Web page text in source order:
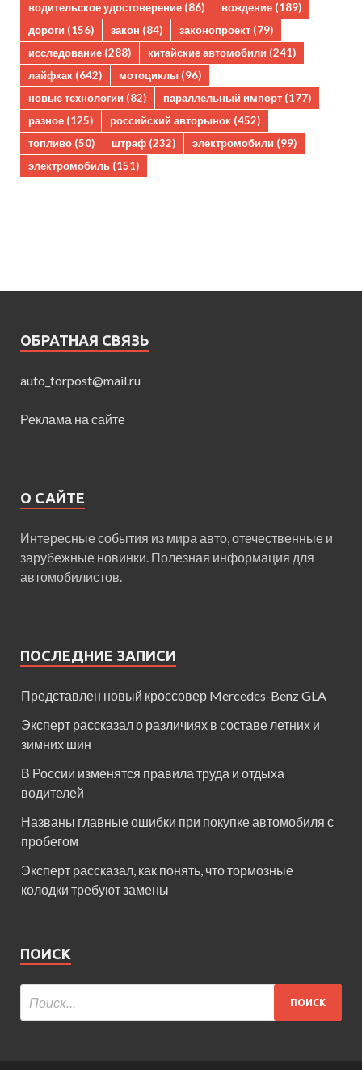
водительское удостоверение (86) вождение (189)
дороги (156) закон (84) законопроект (79)
исследование (288) китайские автомобили (241)
лайфхак (642) мотоциклы (96)
новые технологии (82) параллельный импорт (177)
разное (125) российский авторынок (452)
топливо (50) штраф (232) электромобили (99)
электромобиль (151)
ОБРАТНАЯ СВЯЗЬ
auto_forpost@mail.ru
Реклама на сайте
О САЙТЕ
Интересные события из мира авто, отечественные и
зарубежные новинки. Полезная информация для
автомобилистов.
ПОСЛЕДНИЕ ЗАПИСИ
Представлен новый кроссовер Mercedes-Benz GLA
Эксперт рассказал о различиях в составе летних и
зимних шин
В России изменятся правила труда и отдыха
водителей
Названы главные ошибки при покупке автомобиля с
пробегом
Эксперт рассказал, как понять, что тормозные
колодки требуют замены
ПОИСК